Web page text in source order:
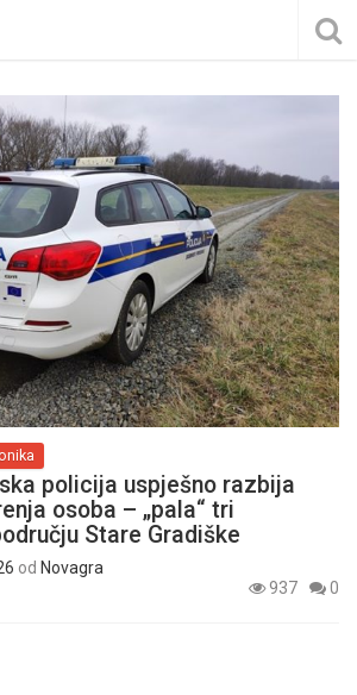
policija uspješno razbija
osoba – „pala“ tri
Stare Gradiške
od Novagra
937
0